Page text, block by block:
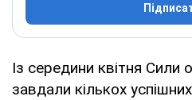
Із середини квітня Сили
завдали кількох